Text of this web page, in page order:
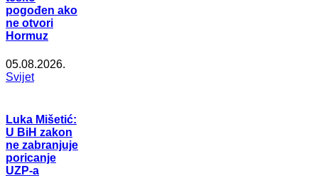
pogođen ako
ne otvori
Hormuz
05.08.2026.
Svijet
Luka Mišetić:
U BiH zakon
ne zabranjuje
poricanje
UZP-a